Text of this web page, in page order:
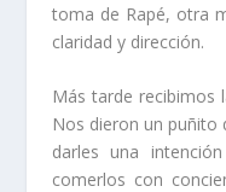
toma de Rapé, otra
claridad y dirección.
Más tarde recibimos
Nos dieron un puñito
darles una
comerlos con